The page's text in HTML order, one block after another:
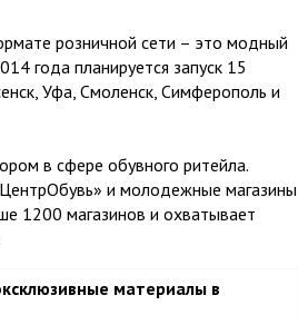
розничной сети – это модный
года планируется запуск 15
Уфа, Смоленск, Симферополь и
в сфере обувного ритейла.
и молодежные магазины
1200 магазинов и охватывает
материалы в